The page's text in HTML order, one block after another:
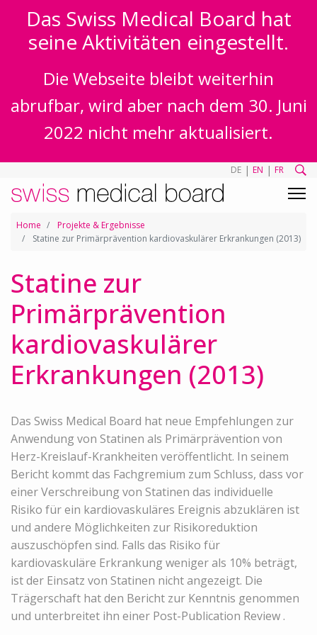
Das Swiss Medical Board hat
seine Aktivitäten eingestellt.
Die Webseite bleibt weiterhin
abrufbar, wird aber nach dem 30. Juni
2022 nicht mehr aktualisiert.
DE | EN | FR
Home
Projekte & Ergebnisse
Statine zur Primärprävention kardiovaskulärer Erkrankungen (2013)
Statine zur
Primärprävention
kardiovaskulärer
Erkrankungen (2013)
Das Swiss Medical Board hat neue Empfehlungen zur
Anwendung von Statinen als Primärprävention von
Herz-Kreislauf-Krankheiten veröffentlicht. In seinem
Bericht kommt das Fachgremium zum Schluss, dass vor
einer Verschreibung von Statinen das individuelle
Risiko für ein kardiovaskuläres Ereignis abzuklären ist
und andere Möglichkeiten zur Risikoreduktion
auszuschöpfen sind. Falls das Risiko für
kardiovaskuläre Erkrankung weniger als 10% beträgt,
ist der Einsatz von Statinen nicht angezeigt. Die
Trägerschaft hat den Bericht zur Kenntnis genommen
und unterbreitet ihn einer Post-Publication Review .